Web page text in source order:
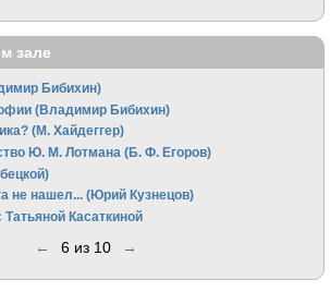
зале
Бибихин)
(Владимир Бибихин)
(М. Хайдеггер)
Ю. М. Лотмана (Б. Ф. Егоров)
не нашел... (Юрий Кузнецов)
Касаткиной
← 6 из 10 →